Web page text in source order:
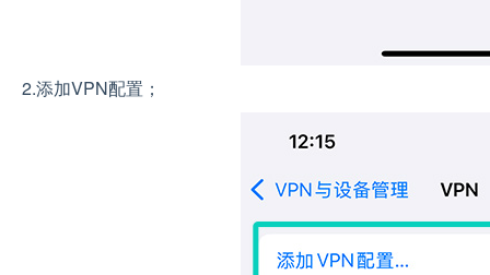
2.添加VPN配置；